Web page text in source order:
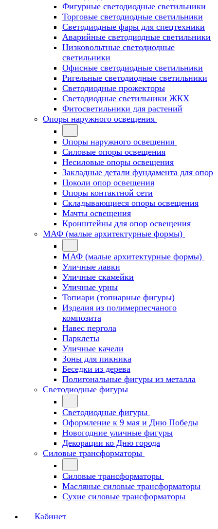
Фигурные светодиодные светильники
Торговые светодиодные светильники
Cветодиодные фары для спецтехники
Аварийные светодиодные светильники
Низковольтные светодиодные
светильники
Офисные светодиодные светильники
Ригельные светодиодные светильники
Светодиодные прожекторы
Светодиодные светильники ЖКХ
Фитосветильники для растений
Опоры наружного освещения
Опоры наружного освещения
Силовые опоры освещения
Несиловые опоры освещения
Закладные детали фундамента для опор
Цоколи опор освещения
Опоры контактной сети
Cкладывающиеся опоры освещения
Мачты освещения
Кронштейны для опор освещения
МАФ (малые архитектурные формы)
МАФ (малые архитектурные формы)
Уличные лавки
Уличные скамейки
Уличные урны
Топиари (топиарные фигуры)
Изделия из полимерпесчаного
композита
Навес пергола
Парклеты
Уличные качели
Зоны для пикника
Беседки из дерева
Полигональные фигуры из металла
Светодиодные фигуры
Светодиодные фигуры
Оформление к 9 мая и Дню Победы
Новогодние уличные фигуры
Декорации ко Дню города
Силовые трансформаторы
Силовые трансформаторы
Масляные силовые трансформаторы
Сухие силовые трансформаторы
Кабинет